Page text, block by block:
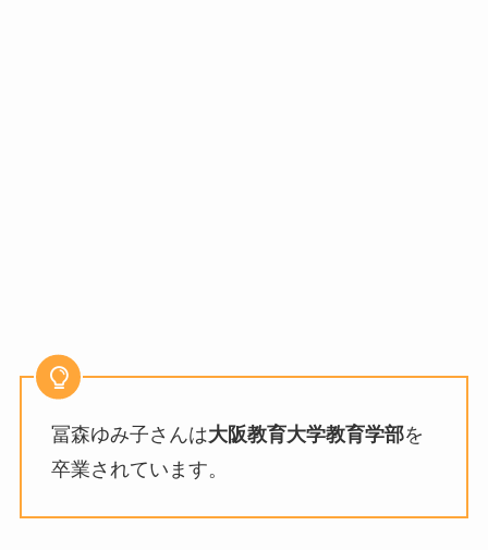
冨森ゆみ子さんは大阪教育大学教育学部を
卒業されています。